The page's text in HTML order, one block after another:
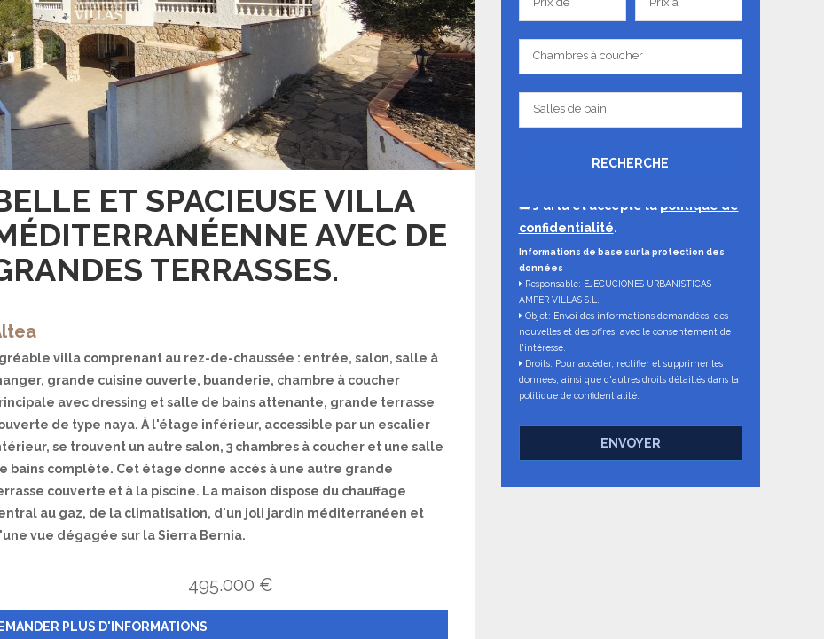
ET SPACIEUSE VILLA
AVEC DE
TERRASSES.
villa comprenant au rez-de-chaussée : entrée, salon, salle à
grande cuisine ouverte, buanderie, chambre à coucher
avec dressing et salle de bains attenante, grande terrasse
de type naya. À l'étage inférieur, accessible par un escalier
se trouvent un autre salon, 3 chambres à coucher et une salle
bains complète. Cet étage donne accès à une autre grande
couverte et à la piscine. La maison dispose du chauffage
au gaz, de la climatisation, d'un joli jardin méditerranéen et
vue dégagée sur la Sierra Bernia.
495.000 €
PLUS D'INFORMATIONS
J'ai lu et accepté la politique de
confidentialité.
Informations de base sur la protection des
données
Responsable: EJECUCIONES URBANISTICAS
AMPER VILLAS S.L.
Objet: Envoi des informations demandées, des
nouvelles et des offres, avec le consentement de
l'intéressé.
Droits: Pour accéder, rectifier et supprimer les
données, ainsi que d'autres droits détaillés dans la
politique de confidentialité.
ENVOYER
de
à
Chambres
à
coucher
Chambres à coucher
Salles
de
Salles de bain
RECHERCHE